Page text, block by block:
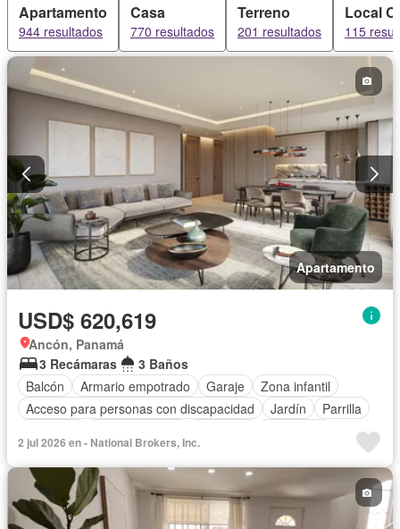
Apartamento
944 resultados
Casa
770 resultados
Terreno
201 resultados
Local
115
Apartamento
USD$ 620,619
Ancón, Panamá
3 Recámaras
3 Baños
Balcón
Armario empotrado Garaje
Zona infantil
Acceso para personas con discapacidad
Jardín
Parrilla
Piscina
Agua
2 jul 2026 en - National Brokers, Inc.